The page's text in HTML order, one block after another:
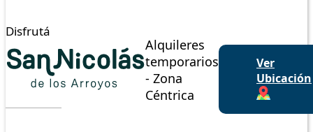
Disfrutá
Alquileres
temporarios
- Zona
Céntrica
Ver
Ubicación